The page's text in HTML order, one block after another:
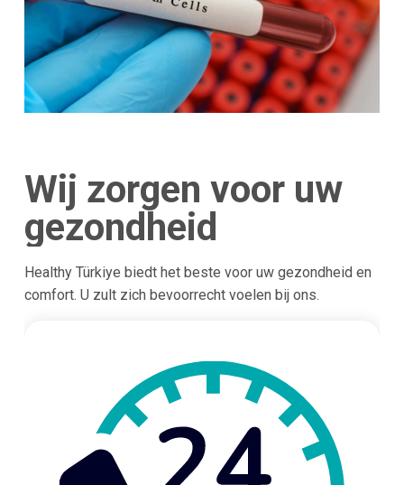
Wij zorgen voor uw
gezondheid
Healthy Türkiye biedt het beste voor uw gezondheid en
comfort. U zult zich bevoorrecht voelen bij ons.